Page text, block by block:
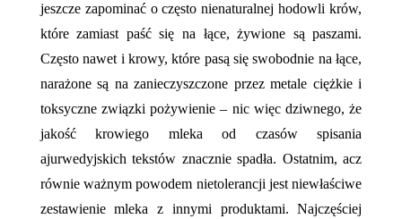
jeszcze zapominać o często nienaturalnej hodowli krów,
które zamiast paść się na łące, żywione są paszami.
Często nawet i krowy, które pasą się swobodnie na łące,
narażone są na zanieczyszczone przez metale ciężkie i
toksyczne związki pożywienie – nic więc dziwnego, że
jakość krowiego mleka od czasów spisania
ajurwedyjskich tekstów znacznie spadła. Ostatnim, acz
równie ważnym powodem nietolerancji jest niewłaściwe
zestawienie mleka z innymi produktami. Najczęściej